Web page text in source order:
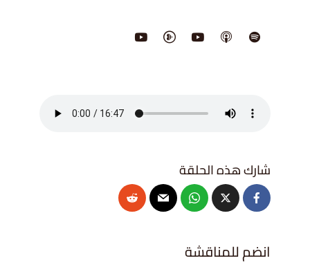
انضم للمناقشة